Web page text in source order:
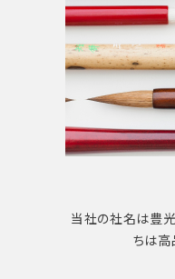
当社の社名は豊
ちは高